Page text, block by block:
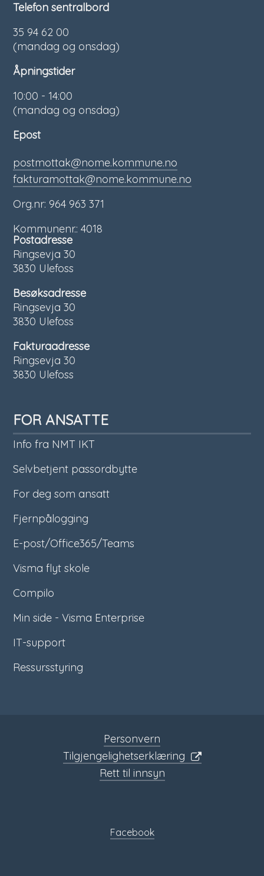
Telefon sentralbord
35 94 62 00
(mandag og onsdag)
Åpningstider
10:00 - 14:00
(mandag og onsdag)
Epost
postmottak@nome.kommune.no
fakturamottak@nome.kommune.no
Org.nr: 964 963 371
Kommunenr.: 4018
Postadresse
Ringsevja 30
3830 Ulefoss
Besøksadresse
Ringsevja 30
3830 Ulefoss
Fakturaadresse
Ringsevja 30
3830 Ulefoss
FOR ANSATTE
Info fra NMT IKT
Selvbetjent passordbytte
For deg som ansatt
Fjernpålogging
E-post/Office365/Teams
Visma flyt skole
Compilo
Min side - Visma Enterprise
IT-support
Ressursstyring
Personvern
Tilgjengelighetserklæring
Rett til innsyn
Facebook